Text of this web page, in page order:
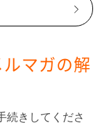
マガの解
続きしてくださ